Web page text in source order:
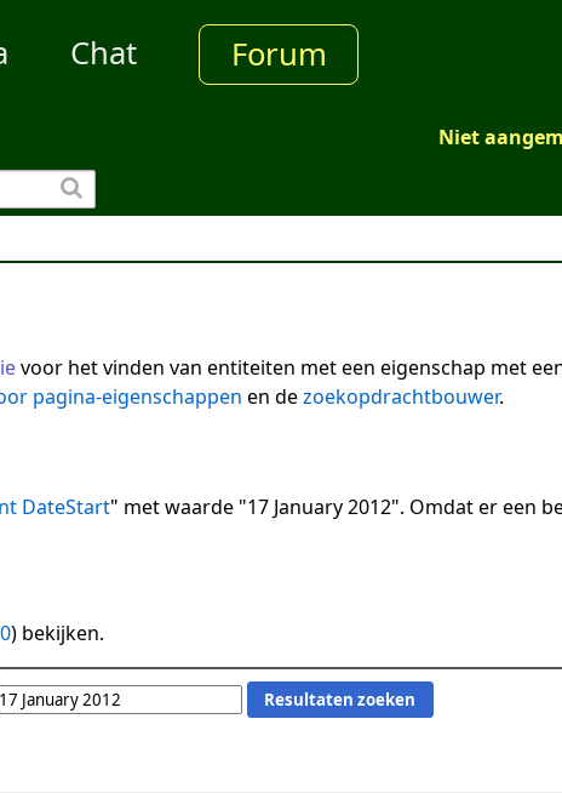
Chat Forum
Niet
voor het vinden van entiteiten met een eigenschap met
pagina-eigenschappen en dezoekopdrachtbouwer.
DateStart" met waarde "17 January 2012". Omdat er een
) bekijken.